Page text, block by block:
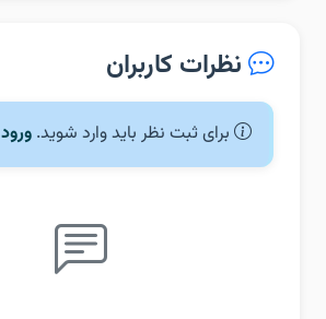
نظرات کاربران
برای ثبت نظر باید وارد شوید. ورود